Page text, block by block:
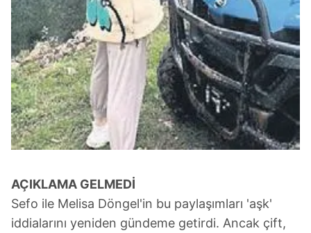
AÇIKLAMA GELMEDİ
Sefo ile Melisa Döngel'in bu paylaşımları 'aşk'
iddialarını yeniden gündeme getirdi. Ancak çift,